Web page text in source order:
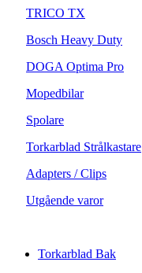
TRICO TX
Bosch Heavy Duty
DOGA Optima Pro
Mopedbilar
Spolare
Torkarblad Strålkastare
Adapters / Clips
Utgående varor
Torkarblad Bak